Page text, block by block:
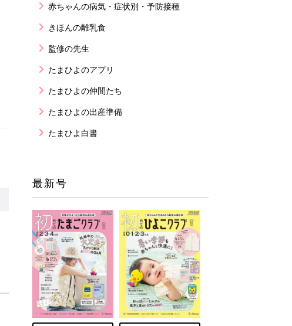
赤ちゃんの病気・症状別・予防接種
きほんの離乳食
監修の先生
たまひよのアプリ
たまひよの仲間たち
たまひよの出産準備
たまひよ白書
最新号